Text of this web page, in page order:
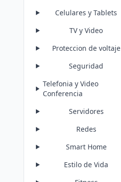
Celulares y Tablets
TV y Video
Proteccion de voltaje
Seguridad
Telefonia y Video
Conferencia
Servidores
Redes
Smart Home
Estilo de Vida